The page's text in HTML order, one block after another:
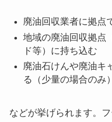
廃油回収業者に拠点
地域の廃油回収拠点
ド等）に持ち込む
廃油石けんや廃油キ
る（少量の場合のみ）
などが挙げられます。